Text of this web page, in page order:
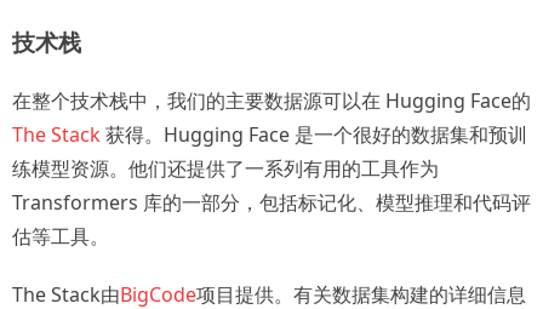
技术栈
在整个技术栈中，我们的主要数据源可以在 Hugging Face的
The Stack 获得。Hugging Face 是一个很好的数据集和预训
练模型资源。他们还提供了一系列有用的工具作为
Transformers 库的一部分，包括标记化、模型推理和代码评
估等工具。
The Stack由BigCode项目提供。有关数据集构建的详细信息